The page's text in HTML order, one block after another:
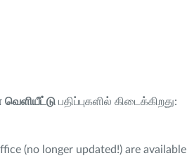
வெளியீட்டு பதிப்புகளில் கிடைக்கிறது:
(no longer updated!) are available